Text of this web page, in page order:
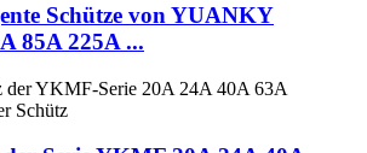
Schütze von YUANKY
85A 225A ...